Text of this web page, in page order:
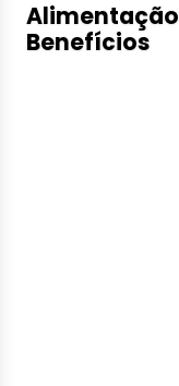
Alimentação
Benefícios